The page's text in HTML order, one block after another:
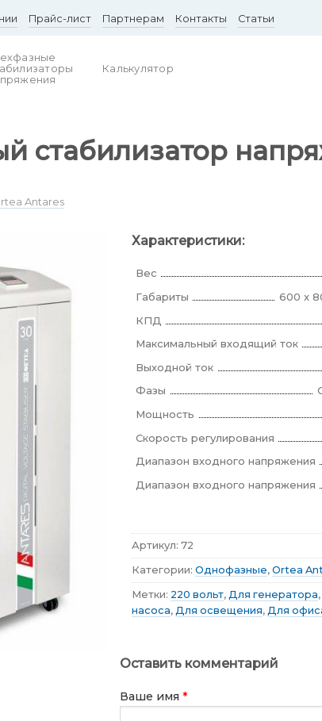
Прайс-лист Партнерам Контакты Статьи
Калькулятор
стабилизатор
Antares
Характеристики:
Вес
Габариты
600 x
КПД
Максимальный входящий ток
Выходной ток
Фазы
Мощность
Скорость регулирования
Диапазон входного напряжения
Диапазон входного напряжения
Артикул: 72
Категории: Однофазные, Ortea
Метки: 220 вольт, Для генератора,
насоса, Для освещения, Для
Оставить комментарий
Ваше имя *